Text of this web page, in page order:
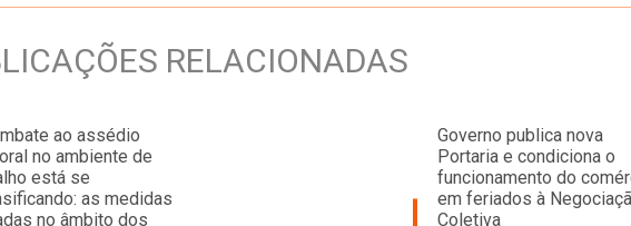
RELACIONADAS
ao assédio
no ambiente de
está se
as medidas
no âmbito dos
Governo publica nova
Portaria e condiciona o
funcionamento do
em feriados à
Coletiva